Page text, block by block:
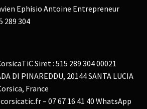
Ephisio Antoine Entrepreneur
289 304
Siret : 515 289 304 00021
DI PINAREDDU, 20144 SANTA LUCIA
France
– 07 67 16 41 40 WhatsApp